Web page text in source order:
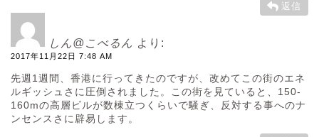
返信
しん@こべるん より:
2017年11月22日 7:48 AM
先週1週間、香港に行ってきたのですが、改めてこの街のエネ
ルギッシュさに圧倒されました。この街を見ていると、150-
160mの高層ビルが数棟立つくらいで騒ぎ、反対する事へのナ
ンセンスさに辟易します。